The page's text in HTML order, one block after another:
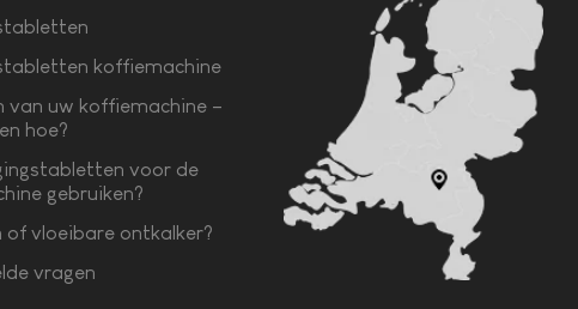
koffiemachine
van uw koffiemachine –
hoe?
voor de
gebruiken?
of vloeibare ontkalker?
vragen